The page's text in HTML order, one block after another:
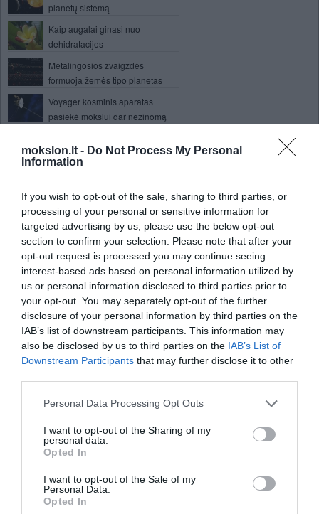
mokslon.lt - Do Not Process My Personal
Information
If you wish to opt-out of the sale, sharing to third parties, or
processing of your personal or sensitive information for
targeted advertising by us, please use the below opt-out
section to confirm your selection. Please note that after your
opt-out request is processed you may continue seeing
interest-based ads based on personal information utilized by
us or personal information disclosed to third parties prior to
your opt-out. You may separately opt-out of the further
disclosure of your personal information by third parties on the
IAB’s list of downstream participants. This information may
also be disclosed by us to third parties on the IAB’s List of
Downstream Participants that may further disclose it to other
Personal Data Processing Opt Outs
I want to opt-out of the Sharing of my
personal data.
Opted In
I want to opt-out of the Sale of my
Personal Data.
Opted In
planetų sistemą
Kaip augalai ginasi nuo
dehidratacijos
Metalingosios žvaigždės
formuoja žemės tipo planetas
Voyager kosminis aparatas
pasiekė mokslui dar nežinomą
Prasčiausios visų laikų
programos
tikslesnis už atominį laikrodį
Japonų mokslininkai pristatė
mąstantį robotą
Kas nutiktų jei galėtume keliauti
greičiau nei šviesa
Fukušimos elektrinės reaktorius
galutinai ataušintas
Nustatyta, kad naujagimių
atmintis labai ribota, jie beveik
nieko neprisimena
Saturno atmosferoje taisyklingo
šešiakampio formos objektas
internete
Neutroninėje žvaigždėje supertanki
Orbitiniai 3D spausdintuvai